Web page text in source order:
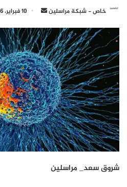
خاص - شبكة مراسلين
أرسل
إلكترونيا
10 فبراير، 2026
شروق سعد_ مراسلين